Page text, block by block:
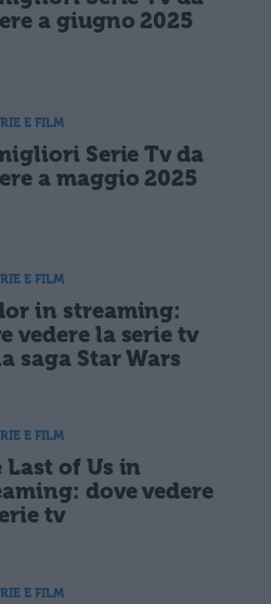
a giugno 2025
E FILM
Serie Tv da
a maggio 2025
E FILM
in streaming:
vedere la serie tv
saga Star Wars
E FILM
Last of Us in
dove vedere
tv
E FILM